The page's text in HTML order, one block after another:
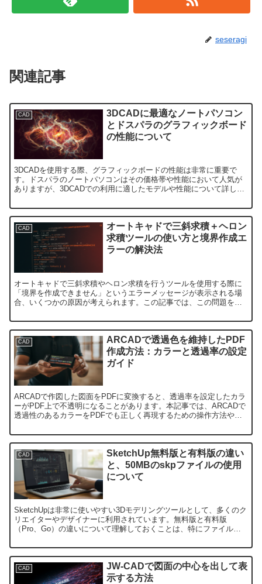
seseragi
関連記事
CAD
3DCADに最適なノートパソコン
とドスパラのグラフィックボード
の性能について
3DCADを使用する際、グラフィックボードの性能は非常に重要で
す。ドスパラのノートパソコンはその価格帯や性能において人気が
ありますが、3DCADでの利用に適したモデルや性能について詳しく
CAD
オートキャドで三斜求積＋ヘロン
求積ツールの使い方と境界作成エ
ラーの解決法
オートキャドで三斜求積やヘロン求積を行うツールを使用する際に
「境界を作成できません」というエラーメッセージが表示される場
合、いくつかの原因が考えられます。この記事では、この問題を解
求...
CAD
ARCADで透過色を維持したPDF
作成方法：カラーと透過率の設定
ガイド
ARCADで作図した図面をPDFに変換すると、透過率を設定したカラ
ーがPDF上で不透明になることがあります。本記事では、ARCADで
透過性のあるカラーをPDFでも正しく再現するための操作方法や注
CAD
SketchUp無料版と有料版の違い
と、50MBのskpファイルの使用
について
SketchUpは非常に使いやすい3Dモデリングツールとして、多くのク
リエイターやデザイナーに利用されています。無料版と有料版
（Pro、Go）の違いについて理解しておくことは、特にファイルサ
CAD
JW-CADで図面の中心を出して表
示する方法